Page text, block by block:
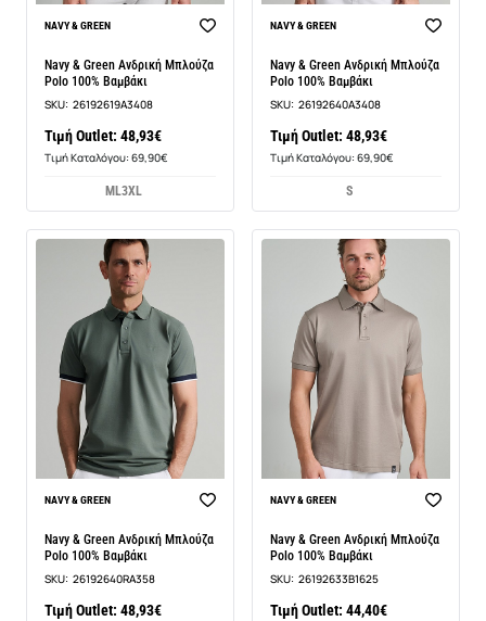
NAVY & GREEN
Navy & Green Ανδρική Μπλούζα
Polo 100% Βαμβάκι
SKU: 26192619A3408
Τιμή Outlet: 48,93€
Τιμή Καταλόγου: 69,90€
ML3XL
NAVY & GREEN
Navy & Green Ανδρική Μπλούζα
Polo 100% Βαμβάκι
SKU: 26192640A3408
Τιμή Outlet: 48,93€
Τιμή Καταλόγου: 69,90€
S
NAVY & GREEN
Navy & Green Ανδρική Μπλούζα
Polo 100% Βαμβάκι
SKU: 26192640RA358
Τιμή Outlet: 48,93€
NAVY & GREEN
Navy & Green Ανδρική Μπλούζα
Polo 100% Βαμβάκι
SKU: 26192633B1625
Τιμή Outlet: 44,40€